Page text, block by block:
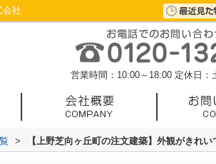
会社
営業時間：10:00～18:00 定休日：
> 【上野芝向ヶ丘町の注文建築】外観がきれ